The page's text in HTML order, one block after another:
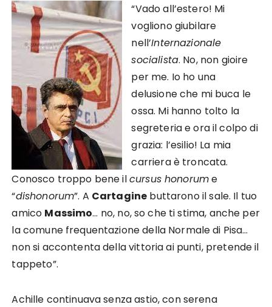
“Vado all’estero! Mi
vogliono giubilare
nell’Internazionale
socialista. No, non gioire
per me. Io ho una
delusione che mi buca le
ossa. Mi hanno tolto la
segreteria e ora il colpo di
grazia: l’esilio! La mia
carriera è troncata.
Conosco troppo bene ilcursus honorume
“dishonorum”. A Cartagine buttarono il sale. Il tuo
amico Massimo… no, no, so che ti stima, anche per
la comune frequentazione della Normale di Pisa…
non si accontenta della vittoria ai punti, pretende il
tappeto”.
Achille continuava senza astio, con serena